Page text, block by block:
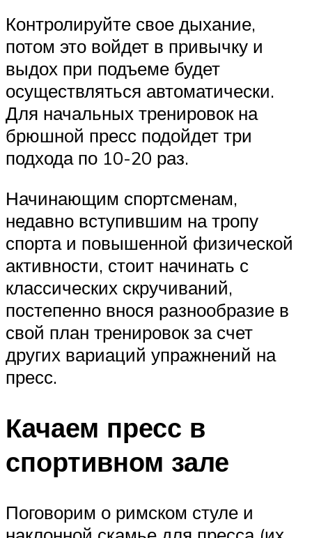
Контролируйте свое дыхание,
потом это войдет в привычку и
выдох при подъеме будет
осуществляться автоматически.
Для начальных тренировок на
брюшной пресс подойдет три
подхода по 10-20 раз.
Начинающим спортсменам,
недавно вступившим на тропу
спорта и повышенной физической
активности, стоит начинать с
классических скручиваний,
постепенно внося разнообразие в
свой план тренировок за счет
других вариаций упражнений на
пресс.
Качаем пресс в
спортивном зале
Поговорим о римском стуле и